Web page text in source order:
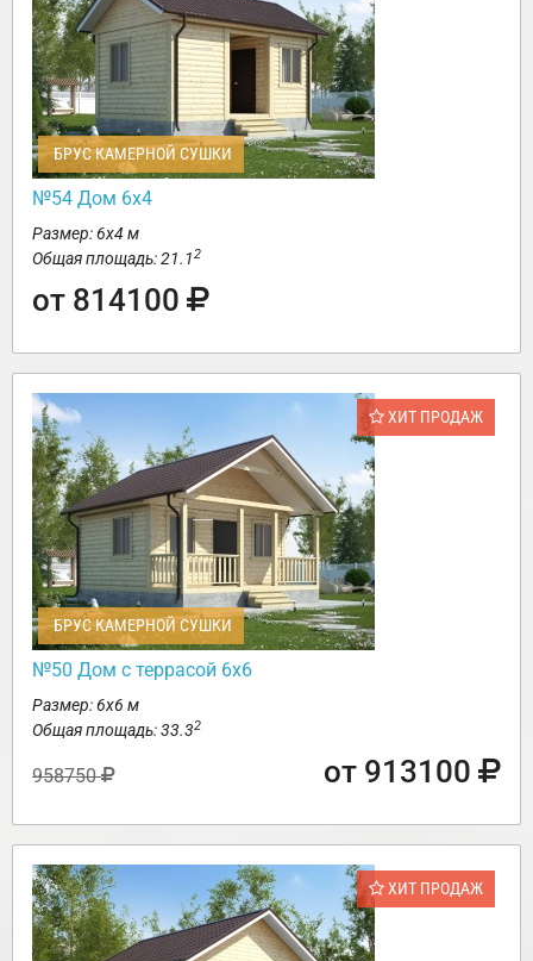
БРУС КАМЕРНОЙ СУШКИ
№54 Дом 6х4
Размер: 6х4 м
Общая площадь: 21.12
от 814100
ХИТ ПРОДАЖ
БРУС КАМЕРНОЙ СУШКИ
№50 Дом с террасой 6х6
Размер: 6х6 м
Общая площадь: 33.32
958750 от 913100
ХИТ ПРОДАЖ